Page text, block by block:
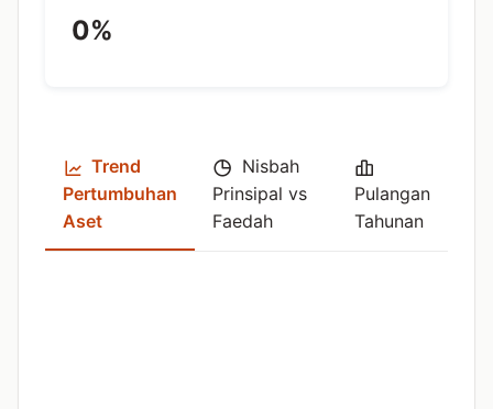
0%
Trend
Pertumbuhan
Aset
Nisbah
Prinsipal vs
Faedah
Pulangan
Tahunan